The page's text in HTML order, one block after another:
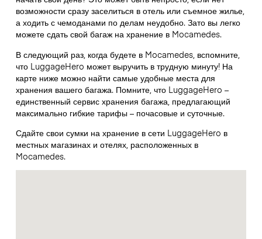
возможности сразу заселиться в отель или съемное жилье,
а ходить с чемоданами по делам неудобно. Зато вы легко
можете сдать свой багаж на хранение в Mocamedes.
В следующий раз, когда будете в Mocamedes, вспомните,
что LuggageHero может выручить в трудную минуту! На
карте ниже можно найти самые удобные места для
хранения вашего багажа. Помните, что LuggageHero –
единственный сервис хранения багажа, предлагающий
максимально гибкие тарифы – почасовые и суточные.
Сдайте свои сумки на хранение в сети LuggageHero в
местных магазинах и отелях, расположенных в
Mocamedes.